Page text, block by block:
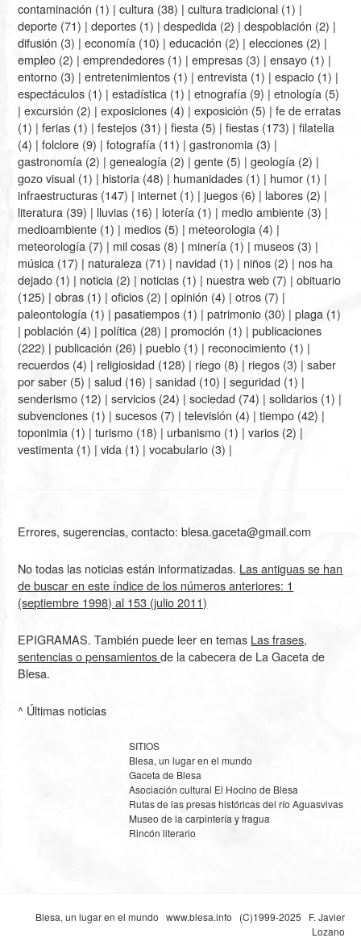
contaminación (1) |cultura (38) |cultura tradicional (1) |
deporte (71) |deportes (1) |despedida (2) |despoblación (2) |
difusión (3) |economía (10) |educación (2) |elecciones (2) |
empleo (2) |emprendedores (1) |empresas (3) |ensayo (1) |
entorno (3) |entretenimientos (1) |entrevista (1) |espacio (1) |
espectáculos (1) |estadística (1) |etnografía (9) |etnología (5)
|excursión (2) |exposiciones (4) |exposición (5) |fe de erratas
(1) |ferias (1) |festejos (31) |fiesta (5) |fiestas (173) |filatelia
(4) |folclore (9) |fotografía (11) |gastronomia (3) |
gastronomía (2) |genealogía (2) |gente (5) |geología (2) |
gozo visual (1) | historia (48) | humanidades (1) | humor (1) |
infraestructuras (147) |internet (1) |juegos (6) | labores (2) |
literatura (39) | lluvias (16) | lotería (1) | medio ambiente (3) |
medioambiente (1) | medios (5) | meteorologia (4) |
meteorología (7) | mil cosas (8) | minería (1) | museos (3) |
música (17) | naturaleza (71) | navidad (1) | niños (2) | nos ha
dejado (1) | noticia (2) | noticias (1) | nuestra web (7) |obituario
(125) |obras (1) |oficios (2) |opinión (4) |otros (7) |
paleontología (1) |pasatiempos (1) |patrimonio (30) |plaga (1)
|población (4) |política (28) |promoción (1) |publicaciones
(222) |publicación (26) |pueblo (1) | reconocimiento (1) |
recuerdos (4) | religiosidad (128) | riego (8) | riegos (3) |saber
por saber (5) |salud (16) |sanidad (10) |seguridad (1) |
senderismo (12) |servicios (24) |sociedad (74) |solidarios (1) |
subvenciones (1) |sucesos (7) |televisión (4) |tiempo (42) |
toponimia (1) |turismo (18) | urbanismo (1) |varios (2) |
vestimenta (1) |vida (1) |vocabulario (3) |
Errores, sugerencias, contacto: blesa.gaceta@gmail.com
No todas las noticias están informatizadas. Las antiguas se han
de buscar en este índice de los números anteriores: 1
(septiembre 1998) al 153 (julio 2011)
EPIGRAMAS. También puede leer en temas Las frases,
sentencias o pensamientosde la cabecera de La Gaceta de
Blesa.
^ Últimas noticias
SITIOS
Blesa, un lugar en el mundo
Gaceta de Blesa
Asociación cultural El Hocino de Blesa
Rutas de las presas históricas del río Aguasvivas
Museo de la carpintería y fragua
Rincón literario
Blesa, un lugar en el mundo www.blesa.info
(C)1999-2025 F. Javier
Lozano